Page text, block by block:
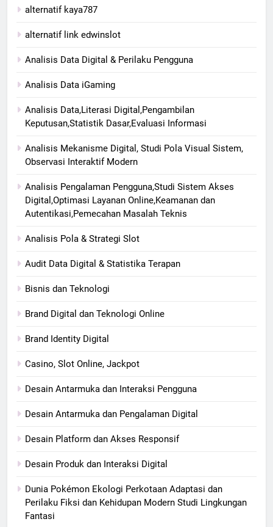
alternatif kaya787
alternatif link edwinslot
Analisis Data Digital & Perilaku Pengguna
Analisis Data iGaming
Analisis Data,Literasi Digital,Pengambilan
Keputusan,Statistik Dasar,Evaluasi Informasi
Analisis Mekanisme Digital, Studi Pola Visual Sistem,
Observasi Interaktif Modern
Analisis Pengalaman Pengguna,Studi Sistem Akses
Digital,Optimasi Layanan Online,Keamanan dan
Autentikasi,Pemecahan Masalah Teknis
Analisis Pola & Strategi Slot
Audit Data Digital & Statistika Terapan
Bisnis dan Teknologi
Brand Digital dan Teknologi Online
Brand Identity Digital
Casino, Slot Online, Jackpot
Desain Antarmuka dan Interaksi Pengguna
Desain Antarmuka dan Pengalaman Digital
Desain Platform dan Akses Responsif
Desain Produk dan Interaksi Digital
Dunia Pokémon Ekologi Perkotaan Adaptasi dan
Perilaku Fiksi dan Kehidupan Modern Studi Lingkungan
Fantasi